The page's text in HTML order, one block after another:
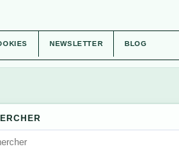
NEWSLETTER BLOG